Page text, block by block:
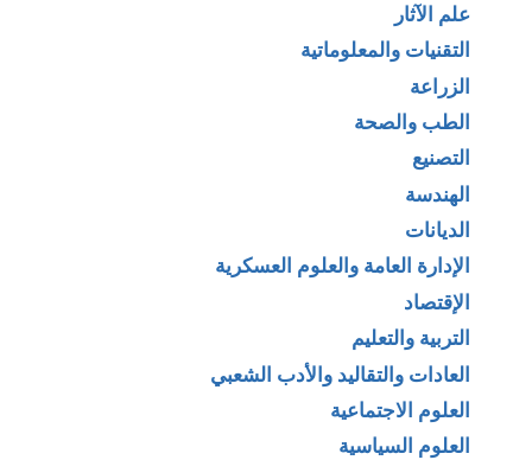
علم الآثار
التقنيات والمعلوماتية
الزراعة
الطب والصحة
التصنيع
الهندسة
الديانات
الإدارة العامة والعلوم العسكرية
الإقتصاد
التربية والتعليم
العادات والتقاليد والأدب الشعبي
العلوم الاجتماعية
العلوم السياسية